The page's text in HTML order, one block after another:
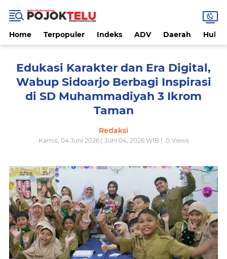
Home Terpopuler Indeks ADV Daerah
Edukasi Karakter dan Era Digital,
Wabup Sidoarjo Berbagi Inspirasi
di SD Muhammadiyah 3 Ikrom
Taman
Redaksi
Kamis, 04 Juni 2026 | Juni 04, 2026 WIB | 0Views